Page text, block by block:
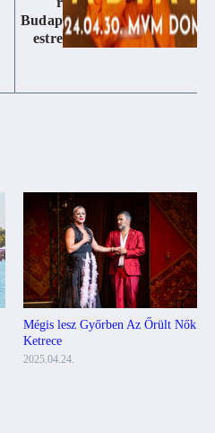
Budap
estre
Mégis lesz Győrben Az Őrült Nők
Ketrece
2025.04.24.